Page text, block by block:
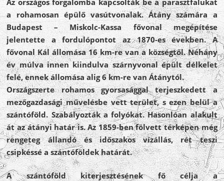
a rohamosan épülő vasútvonalak. Átány számára a
Budapest – Miskolc-Kassa fővonal megépítése
jelentette a fordulópontot az 1870-es években. A
fővonal Kál állomása 16 km-re van a községtől. Néhány
év múlva innen kiindulva szárnyvonal épült délkelet
felé, ennek állomása alig 6 km-re van Átánytól.
Országszerte rohamos gyorsasággal terjeszkedett a
mezőgazdasági művelésbe vett terület, s ezen belül a
szántóföld. Szabályozták a folyókat. Hasonlóan alakult
át az átányi határ is. Az 1859-ben fölvett térképen még
rengeteg állandó és időszakos vízállás, rét teszi
csipkéssé a szántóföldek határát.
A szántóföld kiterjesztésének fő célja a